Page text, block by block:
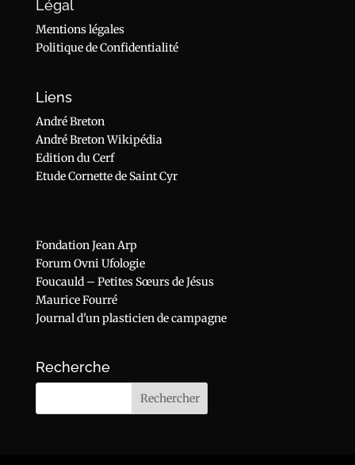
Légal
Mentions légales
Politique de Confidentialité
Liens
André Breton
André Breton Wikipédia
Edition du Cerf
Etude Cornette de Saint Cyr
Fondation Jean Arp
Forum Ovni Ufologie
Foucauld – Petites Sœurs de Jésus
Maurice Fourré
Journal d'un plasticien de campagne
Recherche